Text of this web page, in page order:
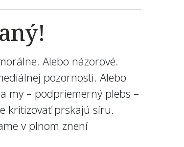
Alebo názorové.
pozornosti. Alebo
my – podpriemerný plebs –
kritizovať prskajú síru.
v plnom znení